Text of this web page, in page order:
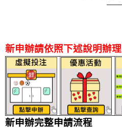
新申辦請依照下述說明辦理
新申辦完整申請流程